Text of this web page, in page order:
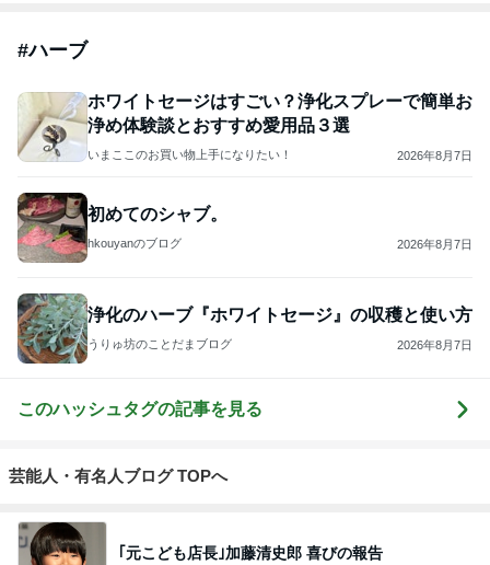
#ハーブ
ホワイトセージはすごい？浄化スプレーで簡単お
浄め体験談とおすすめ愛用品３選
いまここのお買い物上手になりたい！ 2026年8月7日
初めてのシャブ。
hkouyanのブログ 2026年8月7日
浄化のハーブ『ホワイトセージ』の収穫と使い方
うりゅ坊のことだまブログ 2026年8月7日
このハッシュタグの記事を見る
芸能人・有名人ブログ TOPへ
｢元こども店長｣加藤清史郎 喜びの報告